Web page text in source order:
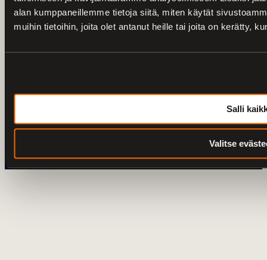
alan kumppaneillemme tietoja siitä, miten käytät
muihin tietoihin, joita olet antanut heille tai joita on kerätty,
Salli
Valitse
0103273180 /Harley-Davidson Turku
vtwin@vtwincity.fi
V-Twin City Oy
Harley-Davidson Turku
© 2026 V-Twin City Oy
Peruuta tilaus